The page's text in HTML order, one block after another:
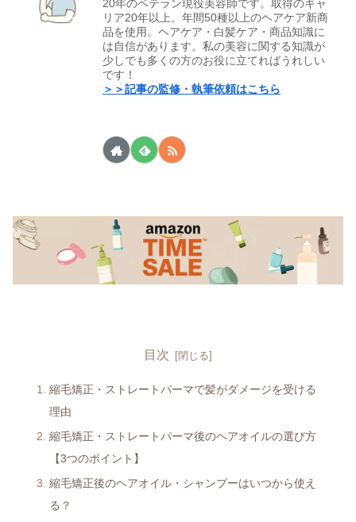
20年のベテラン現役美容師です。取得のキャ
リア20年以上。年間50種以上のヘアケア新商
品を使用。ヘアケア・白髪ケア・商品知識に
は自信があります。私の美容に関する知識が
少しでも多くの方のお役に立てればうれしい
です！
＞＞記事の監修・執筆依頼はこちら
目次
縮毛矯正・ストレートパーマで髪がダメージを受ける
理由
縮毛矯正・ストレートパーマ後のヘアオイルの選び方
【3つのポイント】
縮毛矯正後のヘアオイル・シャンプーはいつから使え
る？